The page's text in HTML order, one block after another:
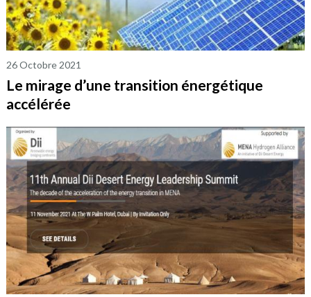
26 Octobre 2021
Le mirage d’une transition énergétique
accélérée